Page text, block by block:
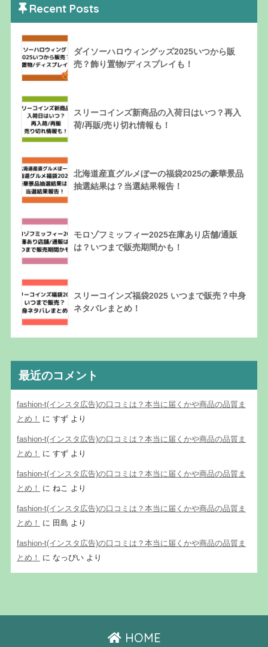
Recent Posts
ダイソーハロウィングッズ2025いつから販
売？飾り置物/ディスプレイも！
スリーコインズ新商品の入荷日はいつ？再入
荷/再販/売り切れ情報も！
北海道産直グルメぼーの福袋2025の豪華景品
抽選結果は？当選結果報告！
モロゾフミッフィー2025在庫あり店舗/通販
は？いつまで販売期間かも！
スリーコインズ福袋2025 いつまで販売？中身
ネタバレまとめ！
最近のコメント
fashion-t(インスタ広告)の口コミは？本当に届くかや商品の品質ま
とめ！
に すずより
fashion-t(インスタ広告)の口コミは？本当に届くかや商品の品質ま
とめ！
に すずより
fashion-t(インスタ広告)の口コミは？本当に届くかや商品の品質ま
とめ！
に ねこ より
fashion-t(インスタ広告)の口コミは？本当に届くかや商品の品質ま
とめ！
に 田島 より
fashion-t(インスタ広告)の口コミは？本当に届くかや商品の品質ま
とめ！
に なっぴいより
HOME